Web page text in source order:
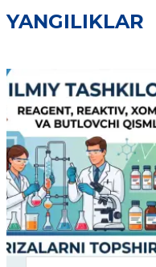
YANGILIKLAR